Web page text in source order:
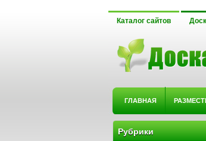
Каталог сайтов
ГЛАВНАЯ
Рубрики